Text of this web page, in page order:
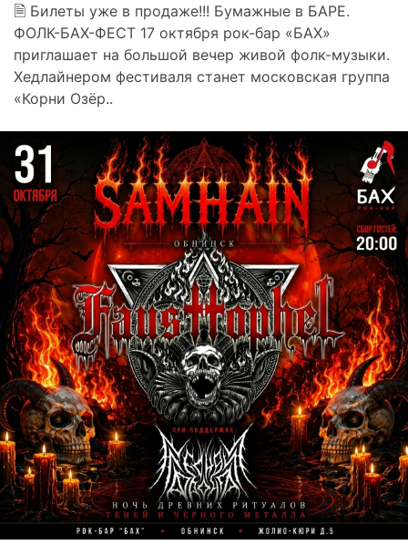
🗎 Билеты уже в продаже!!! Бумажные в БАРЕ.
ФОЛК-БАХ-ФЕСТ 17 октября рок-бар «БАХ»
приглашает на большой вечер живой фолк-музыки.
Хедлайнером фестиваля станет московская группа
«Корни Озёр..